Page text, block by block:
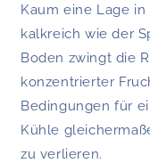
Kaum eine Lage
kalkreich wie der
Boden zwingt die
konzentrierter
Bedingungen für
Kühle
zu verlieren.